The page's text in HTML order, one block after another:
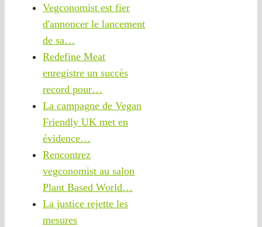
Vegconomist est fier
d'annoncer le lancement
de sa…
Redefine Meat
enregistre un succès
record pour…
La campagne de Vegan
Friendly UK met en
évidence…
Rencontrez
vegconomist au salon
Plant Based World…
La justice rejette les
mesures